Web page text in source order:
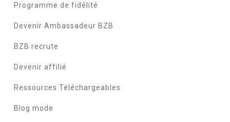
Programme de fidélité
Devenir Ambassadeur BZB
BZB recrute
Devenir affilié
Ressources Téléchargeables
Blog mode